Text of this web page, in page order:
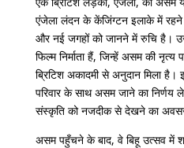
एंजेला लंदन के केंजिंग्टन इलाके में रहने
और नई जगहों को जानने में रुचि है।
फिल्म निर्माता हैं, जिन्हें असम की
ब्रिटिश अकादमी से अनुदान मिला
परिवार के साथ असम जाने का निर्णय
संस्कृति को नजदीक से देखने का
असम पहुँचने के बाद, वे बिहू उत्सव में